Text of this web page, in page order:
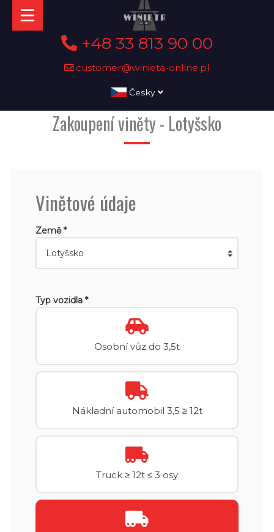
+48 33 813 90 00
customer@winieta-online.pl
Česky
Zakoupení viněty - Lotyšsko
Vinětové údaje
Země *
Typ vozidla *
Osobní vůz do 3,5t
Nákladní automobil 3,5 ≥ 12t
Truck ≥ 12t ≤ 3 osy